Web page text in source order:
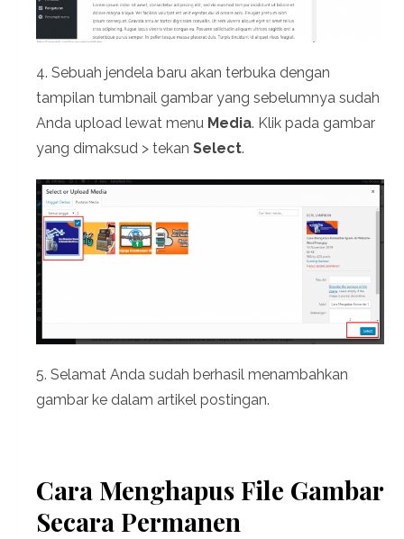
4. Sebuah jendela baru akan terbuka dengan
tampilan tumbnail gambar yang sebelumnya sudah
Anda upload lewat menu Media. Klik pada gambar
yang dimaksud > tekan Select.
5. Selamat Anda sudah berhasil menambahkan
gambar ke dalam artikel postingan.
Cara Menghapus File Gambar
Secara Permanen